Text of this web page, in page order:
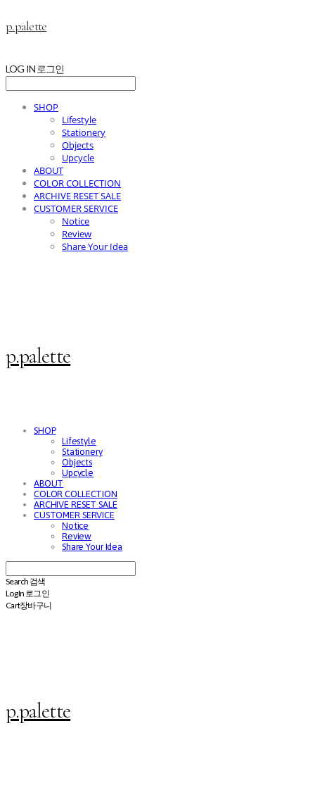
p.palette
LOG IN 로그인
SHOP
Lifestyle
Stationery
Objects
Upcycle
ABOUT
COLOR COLLECTION
ARCHIVE RESET SALE
CUSTOMER SERVICE
Notice
Review
Share Your Idea
p.palette
SHOP
Lifestyle
Stationery
Objects
Upcycle
ABOUT
COLOR COLLECTION
ARCHIVE RESET SALE
CUSTOMER SERVICE
Notice
Review
Share Your Idea
Search 검색
Log In 로그인
Cart장바구니
p.palette